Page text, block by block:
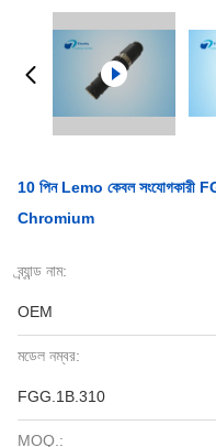
10 পিন Lemo কেবল সংযোগকারী
Chromium
ব্র্যান্ড নাম:
OEM
মডেল নম্বর:
FGG.1B.310
MOQ.: